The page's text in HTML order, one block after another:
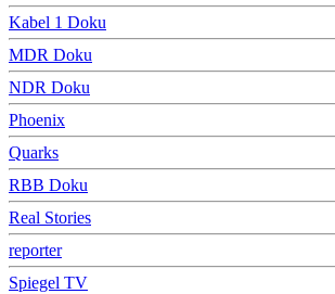
Kabel 1 Doku
MDR Doku
NDR Doku
Phoenix
Quarks
RBB Doku
Real Stories
reporter
Spiegel TV